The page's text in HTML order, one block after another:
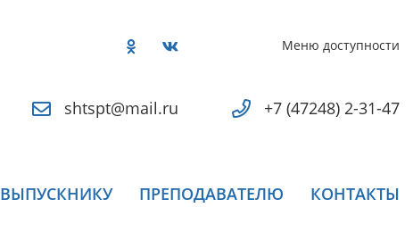
Меню доступности
shtspt@mail.ru +7 (47248) 2-31-47
ВЫПУСКНИКУ ПРЕПОДАВАТЕЛЮ КОНТАКТЫ